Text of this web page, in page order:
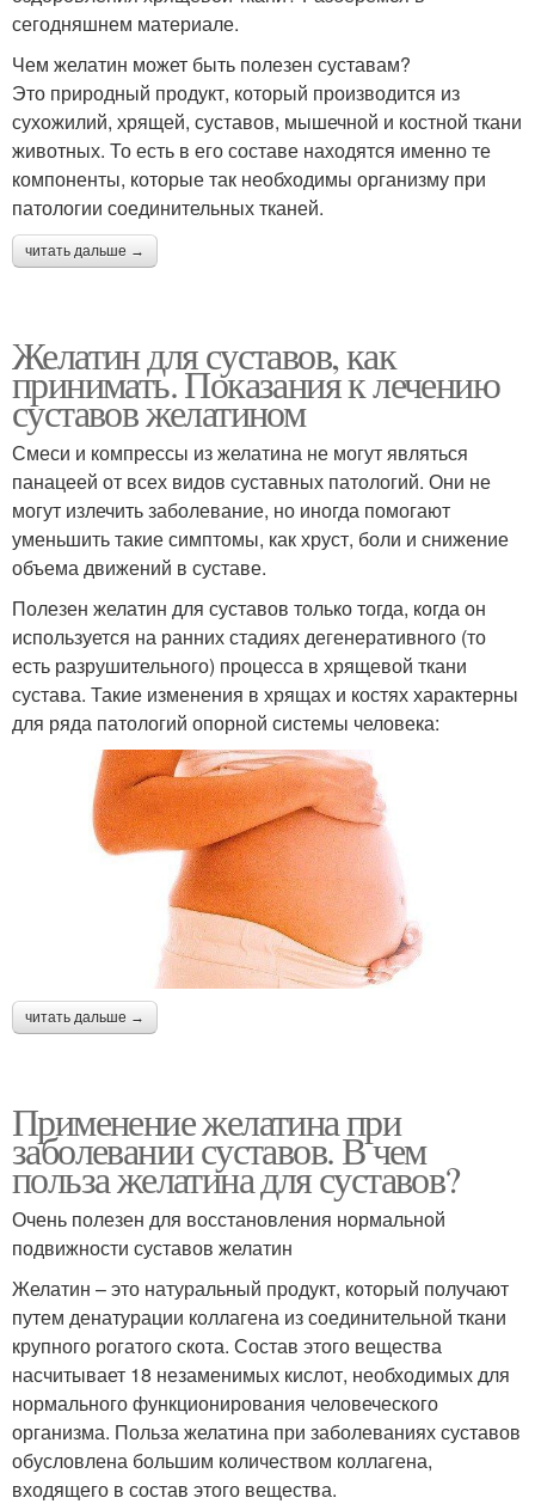
сегодняшнем материале.
Чем желатин может быть полезен суставам?
Это природный продукт, который производится из
сухожилий, хрящей, суставов, мышечной и костной ткани
животных. То есть в его составе находятся именно те
компоненты, которые так необходимы организму при
патологии соединительных тканей.
читать дальше →
Желатин для суставов, как
принимать. Показания к лечению
суставов желатином
Смеси и компрессы из желатина не могут являться
панацеей от всех видов суставных патологий. Они не
могут излечить заболевание, но иногда помогают
уменьшить такие симптомы, как хруст, боли и снижение
объема движений в суставе.
Полезен желатин для суставов только тогда, когда он
используется на ранних стадиях дегенеративного (то
есть разрушительного) процесса в хрящевой ткани
сустава. Такие изменения в хрящах и костях характерны
для ряда патологий опорной системы человека:
читать дальше →
Применение желатина при
заболевании суставов. В чем
польза желатина для суставов?
Очень полезен для восстановления нормальной
подвижности суставов желатин
Желатин – это натуральный продукт, который получают
путем денатурации коллагена из соединительной ткани
крупного рогатого скота. Состав этого вещества
насчитывает 18 незаменимых кислот, необходимых для
нормального функционирования человеческого
организма. Польза желатина при заболеваниях суставов
обусловлена большим количеством коллагена,
входящего в состав этого вещества.